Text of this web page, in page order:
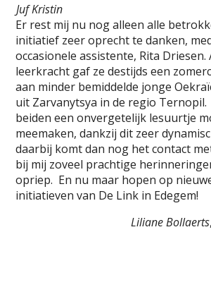
Juf Kristin
Er rest mij nu nog alleen alle
initiatief zeer oprecht te danken,
occasionele assistente, Rita
leerkracht gaf ze destijds een
aan minder bemiddelde jonge
uit Zarvanytsya in de regio
beiden een onvergetelijk lesuurtje
meemaken, dankzij dit zeer
daarbij komt dan nog het contact
bij mij zoveel prachtige
opriep. En nu maar hopen op
initiatieven van De Link in Edegem!
Liliane Bollaerts,